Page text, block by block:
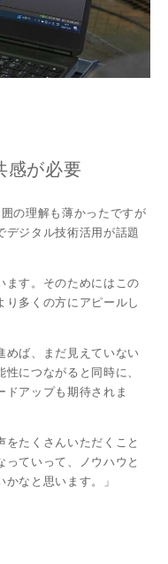
感が必要
の理解も薄かったですが
デジタル技術活用が話題
ます。そのためにはこの
り多くの方にアピールし
めば、まだ見えていない
につながると同時に、
ドアップも期待されま
をたくさんいただくこと
ていって、ノウハウと
なと思います。」